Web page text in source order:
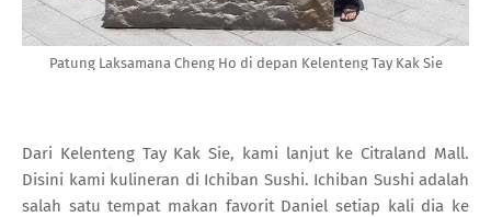
Patung Laksamana Cheng Ho di depan Kelenteng Tay Kak Sie
Dari Kelenteng Tay Kak Sie, kami lanjut ke Citraland Mall.
Disini kami kulineran di Ichiban Sushi. Ichiban Sushi adalah
salah satu tempat makan favorit Daniel setiap kali dia ke